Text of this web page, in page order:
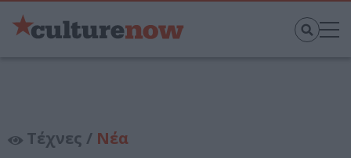
Τέχνες / Νέα